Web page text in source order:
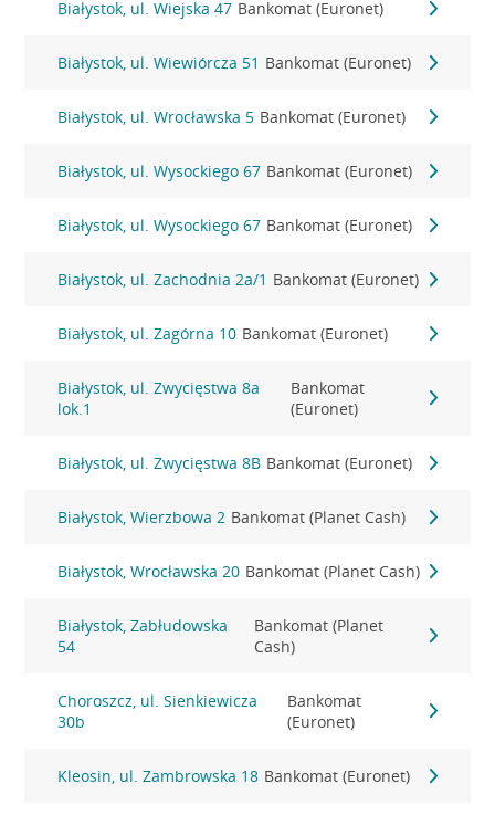
Białystok, ul. Wiejska 47 Bankomat (Euronet)
Białystok, ul. Wiewiórcza 51 Bankomat (Euronet)
Białystok, ul. Wrocławska 5 Bankomat (Euronet)
Białystok, ul. Wysockiego 67 Bankomat (Euronet)
Białystok, ul. Wysockiego 67 Bankomat (Euronet)
Białystok, ul. Zachodnia 2a/1 Bankomat (Euronet)
Białystok, ul. Zagórna 10 Bankomat (Euronet)
Białystok, ul. Zwycięstwa 8a
lok.1
Bankomat
(Euronet)
Białystok, ul. Zwycięstwa 8B Bankomat (Euronet)
Białystok, Wierzbowa 2 Bankomat (Planet Cash)
Białystok, Wrocławska 20 Bankomat (Planet Cash)
Białystok, Zabłudowska
54
Bankomat (Planet
Cash)
Choroszcz, ul. Sienkiewicza
30b
Bankomat
(Euronet)
Kleosin, ul. Zambrowska 18 Bankomat (Euronet)